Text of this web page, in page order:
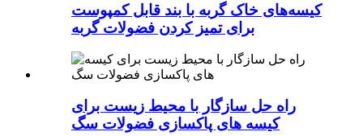
کیسه‌های خاک گربه با بند قابل کمپوست
برای تمیز کردن فضولات گربه
راه حل سازگار با محیط زیست برای
کیسه های پاکسازی فضولات سگ